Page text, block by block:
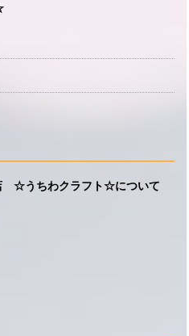
☆うちわクラフト☆について